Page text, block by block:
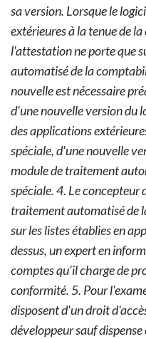
sa version. Lorsque le
extérieures à la tenue de
l'attestation ne porte que
automatisé de la
nouvelle est nécessaire
d'une nouvelle version du
des applications
spéciale, d'une nouvelle
module de traitement
spéciale.4. Le concepteur
traitement automatisé de
sur les listes établies en
dessus, un expert en
comptes qu'il charge de
conformité.5. Pour
disposent d'un droit
développeur sauf